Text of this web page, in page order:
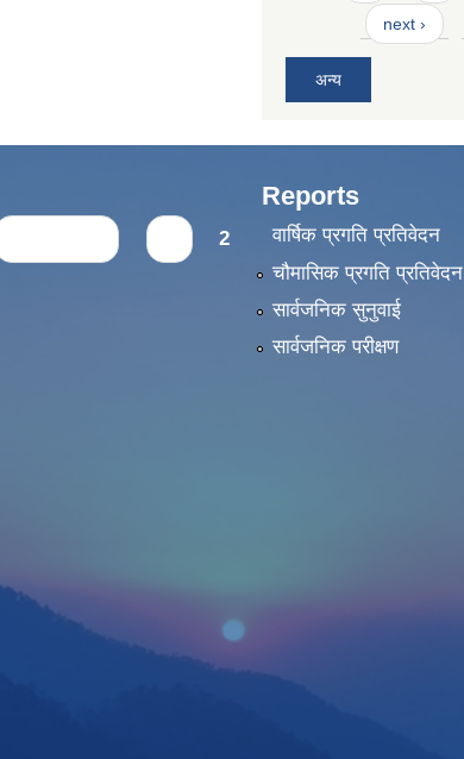
next ›
अन्य
2
Reports
वार्षिक प्रगति प्रतिवेदन
चौमासिक प्रगति प्रतिवेदन
सार्वजनिक सुनुवाई
सार्वजनिक परीक्षण